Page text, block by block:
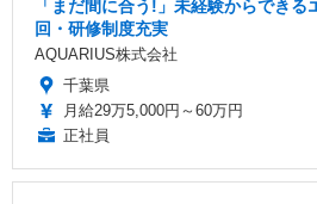
「まだ間に合う!」未経験からでき
回・研修制度充実
AQUARIUS株式会社
千葉県
月給29万5,000円～60万円
正社員